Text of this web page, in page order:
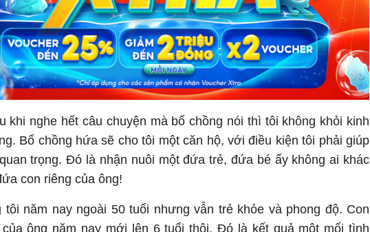
khi nghe hết câu chuyện mà bố chồng nói thì tôi không khỏi kinh
Bố chồng hứa sẽ cho tôi một căn hộ, với điều kiện tôi phải giúp
trọng. Đó là nhận nuôi một đứa trẻ, đứa bé ấy không ai khác
con riêng của ông!
tôi năm nay ngoài 50 tuổi nhưng vẫn trẻ khỏe và phong độ. Con
ông năm nay mới lên 6 tuổi thôi. Đó là kết quả một mối tình